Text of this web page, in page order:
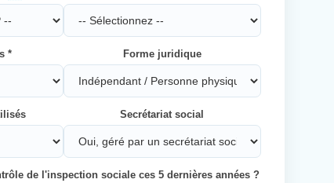
* Forme juridique
Secrétariat social
de l'inspection sociale ces 5 dernières années ?